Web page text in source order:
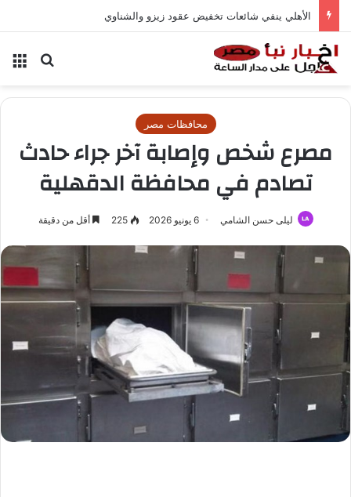
الأهلي ينفي شائعات تخفيض عقود زيزو والشناوي
بحث
محافظات مصر
مصرع شخص وإصابة آخر جراء حادث
تصادم في محافظة الدقهلية
ليلى حسن الشامي 6 يونيو 2026 225 أقل من دقيقة